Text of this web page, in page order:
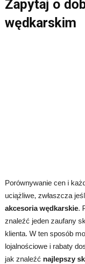
Zapytaj o
wędkarskim
Porównywanie cen i
uciążliwe, zwłaszcza
akcesoria wędkarskie.
znaleźć jeden zaufany
klienta. W ten sposób
lojalnościowe i rabaty
jak znaleźć najlepszy